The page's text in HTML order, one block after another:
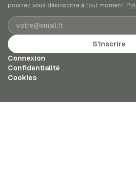
pourrez vous désinscrire à tout moment.
Adresse e-mail
S’inscrire
Connexion
Confidentialité
Cookies